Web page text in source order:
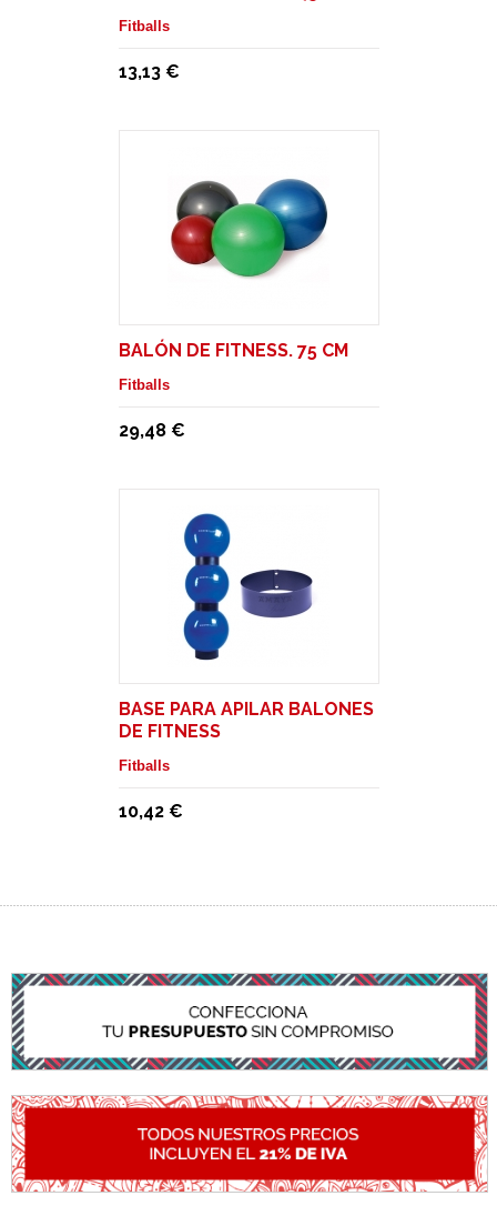
Fitballs
13,13 €
BALÓN DE FITNESS. 75 CM
Fitballs
29,48 €
BASE PARA APILAR BALONES
DE FITNESS
Fitballs
10,42 €